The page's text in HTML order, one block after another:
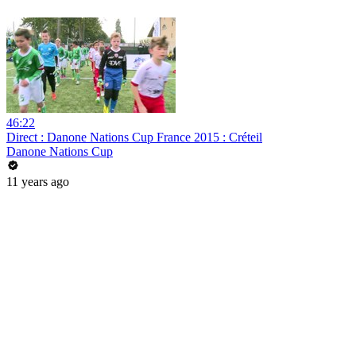
46:22
Direct : Danone Nations Cup France 2015 : Créteil
Danone Nations Cup
11 years ago